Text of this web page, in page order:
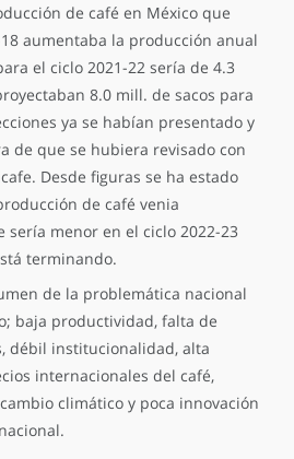
de café en México que
aumentaba la producción anual
el ciclo 2021-22 sería de 4.3
8.0 mill. de sacos para
ya se habían presentado y
de que se hubiera revisado con
Desde figuras se ha estado
de café venia
sería menor en el ciclo 2022-23
terminando.
de la problemática nacional
baja productividad, falta de
débil institucionalidad, alta
internacionales del café,
climático y poca innovación